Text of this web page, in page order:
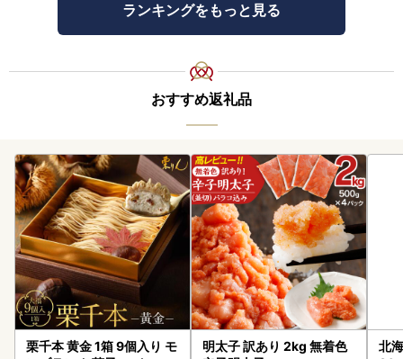
ランキングをもっと見る
おすすめ返礼品
栗千本 黄金 1箱 9個入り モ
明太子 訳あり 2kg 無着色
北